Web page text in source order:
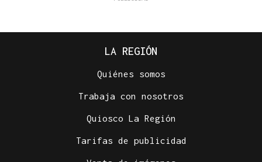
LA REGIÓN
Quiénes somos
Trabaja con nosotros
Quiosco La Región
Tarifas de publicidad